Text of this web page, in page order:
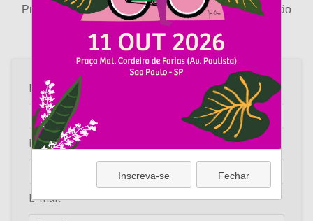
Preencha os dados abaixo e encaminhamos a adesão
gratuita àcampanha
Empresa
Pessoa de contato
E-mail
Inscreva-se Fechar